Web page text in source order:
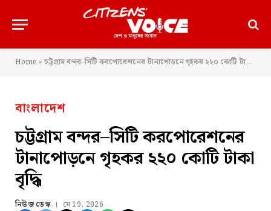
Home »চট্টগ্রাম বন্দর–সিটি করপোরেশনের টানাপোড়নে গৃহকর ২২০ কোটি টাকা বৃদ্ধি
বাংলাদেশ
চট্টগ্রাম বন্দর–সিটি করপোরেশনের
টানাপোড়নে গৃহকর ২২০ কোটি টাকা
বৃদ্ধি
নিউজ ডেস্ক মে 19, 2026